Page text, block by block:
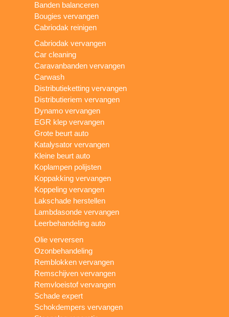
Banden balanceren
Bougies vervangen
Cabriodak reinigen
Cabriodak vervangen
Car cleaning
Caravanbanden vervangen
Carwash
Distributieketting vervangen
Distributieriem vervangen
Dynamo vervangen
EGR klep vervangen
Grote beurt auto
Katalysator vervangen
Kleine beurt auto
Koplampen polijsten
Koppakking vervangen
Koppeling vervangen
Lakschade herstellen
Lambdasonde vervangen
Leerbehandeling auto
Olie verversen
Ozonbehandeling
Remblokken vervangen
Remschijven vervangen
Remvloeistof vervangen
Schade expert
Schokdempers vervangen